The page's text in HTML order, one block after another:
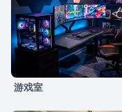
游戏室